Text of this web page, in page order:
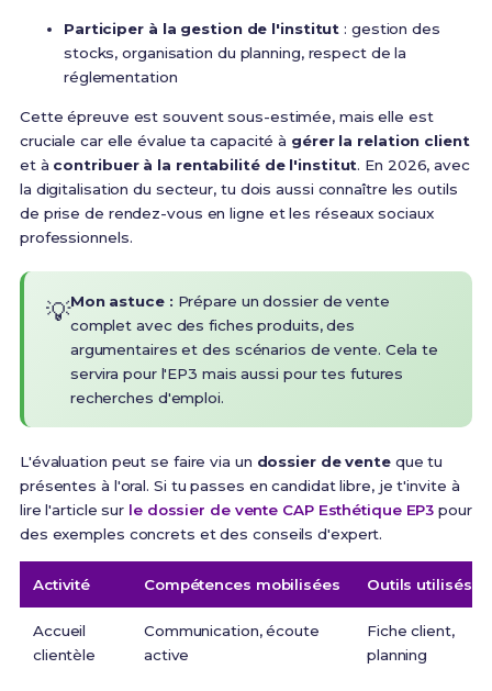
Participer à la gestion de l'institut : gestion des
stocks, organisation du planning, respect de la
réglementation
Cette épreuve est souvent sous-estimée, mais elle est
cruciale car elle évalue ta capacité à gérer la relation client
et à contribuer à la rentabilité de l'institut. En 2026, avec
la digitalisation du secteur, tu dois aussi connaître les outils
de prise de rendez-vous en ligne et les réseaux sociaux
professionnels.
💡Mon astuce : Prépare un dossier de vente
complet avec des fiches produits, des
argumentaires et des scénarios de vente. Cela te
servira pour l'EP3 mais aussi pour tes futures
recherches d'emploi.
L'évaluation peut se faire via un dossier de venteque tu
présentes à l'oral. Si tu passes en candidat libre, je t'invite à
lire l'article sur le dossier de vente CAP Esthétique EP3 pour
des exemples concrets et des conseils d'expert.
Activité Compétences mobilisées Outils utilisés
Accueil
clientèle
Communication, écoute
active
Fiche client,
planning